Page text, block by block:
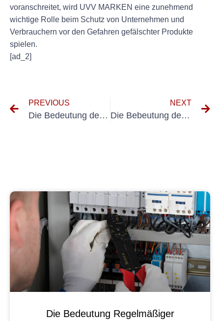
voranschreitet, wird UVV MARKEN eine zunehmend
wichtige Rolle beim Schutz von Unternehmen und
Verbrauchern vor den Gefahren gefälschter Produkte
spielen.
[ad_2]
PREVIOUS
Die Bedeutung der kalibrierenden tragbaren Messgeräte
NEXT
Die Bebeutung der Regelmäßigen überprufung Ortsfester Elektrischer Anlagen
Die Bedeutung Regelmäßiger